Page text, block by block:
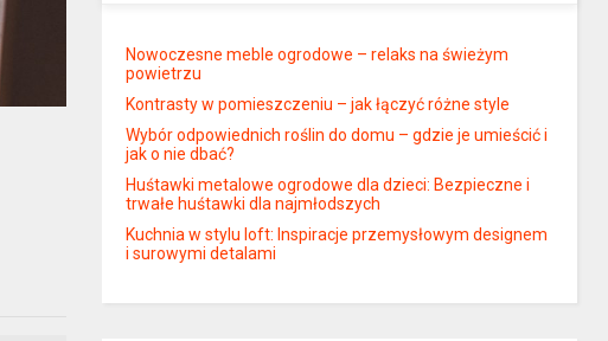
Nowoczesne meble ogrodowe – relaks na świeżym
powietrzu
Kontrasty w pomieszczeniu – jak łączyć różne style
Wybór odpowiednich roślin do domu – gdzie je umieścić i
jak o nie dbać?
Huśtawki metalowe ogrodowe dla dzieci: Bezpieczne i
trwałe huśtawki dla najmłodszych
Kuchnia w stylu loft: Inspiracje przemysłowym designem
i surowymi detalami